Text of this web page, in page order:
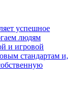
успешное
людям
и игровой
стандартам и,